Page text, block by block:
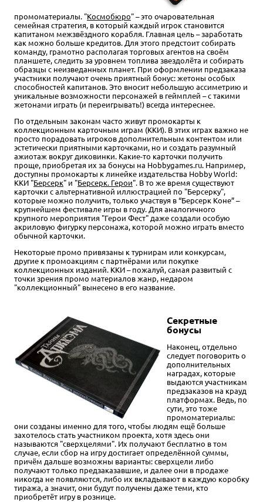
промоматериалы. "Космобюро" – это очаровательная
семейная стратегия, в который каждый игрок становится
капитаном межзвёздного корабля. Главная цель – заработать
как можно больше кредитов. Для этого предстоит собирать
команду, грамотно располагая торговых агентов на своём
планшете, следить за уровнем топлива звездолёта и собирать
образцы с неизведанных планет. При оформлении предзаказа
участники получают очень приятный бонус: жетоны особых
способностей капитанов. Это вносит небольшую ассиметрию и
уникальные возможности персонажей в геймплей – с такими
жетонами играть (и переигрывать!) всегда интереснее.
По отдельным законам часто живут промокарты к
коллекционным карточным играм (ККИ). В этих играх важно не
просто порадовать игроков дополнительным контентом или
эстетически приятными карточками, но и создать разумный
ажиотаж вокруг диковинки. Какие-то карточки получить
проще, приобретая их за бонусы на Hobbygames.ru. Например,
доступны промокарты к линейке издательства Hobby World:
ККИ "Берсерк" и "Берсерк. Герои". В то же время существуют
карточки с альтернативной иллюстрацией по "Берсерку",
которые можно получить, только участвуя в “Берсерк Коне” –
крупнейшем фестивале игры в году. Для аналогичного
крупного мероприятия "Герои Фест" даже создали особую
акриловую фигурку персонажа, которой можно играть вместо
обычной карточки.
Некоторые промо привязаны к турнирам или конкурсам,
другие к промоакциям с партнёрами или покупке
коллекционных изданий. ККИ – пожалуй, самая развитый с
точки зрения промо материалов жанр, недаром
"коллекционный" вынесено в его название.
Секретные
бонусы
Наконец, отдельно
следует поговорить о
дополнительных
наградах, которые
выдаются участникам
предзаказов на крауд
платформах. Ведь, по
сути, это тоже
промоматериалы:
они созданы именно для того, чтобы людям ещё больше
захотелось стать участником проекта, хотя здесь они
называются "сверхцелями". Их получают бесплатно в том
случае, если сбор на игру достигает определённой суммы,
причём дальше возможны варианты: сверхцели либо
получают только предзаказавшие, и далее они в продаже
никогда не появляются, либо их вкладывают в каждую коробку
тиража, а значит, они будут получены даже теми, кто
приобретёт игру в рознице.